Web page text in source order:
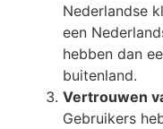
Nederlandse
een
hebben dan
buitenland.
Vertrouwen
Gebruikers